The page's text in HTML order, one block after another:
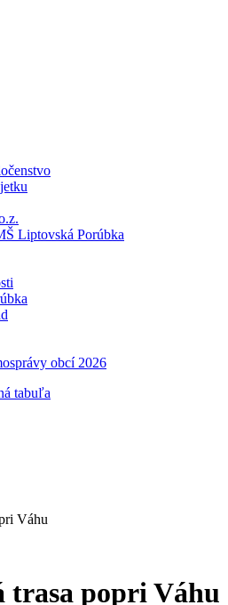
Liptovská Porúbka
obcí 2026
tabuľa
Váhu
trasa popri Váhu